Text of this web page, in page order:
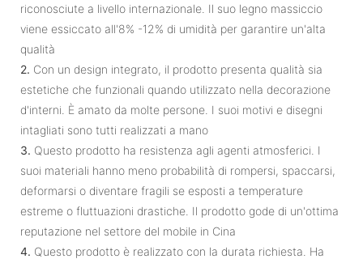
riconosciute a livello internazionale. Il suo legno massiccio
viene essiccato all'8% -12% di umidità per garantire un'alta
qualità
2. Con un design integrato, il prodotto presenta qualità sia
estetiche che funzionali quando utilizzato nella decorazione
d'interni. È amato da molte persone. I suoi motivi e disegni
intagliati sono tutti realizzati a mano
3. Questo prodotto ha resistenza agli agenti atmosferici. I
suoi materiali hanno meno probabilità di rompersi, spaccarsi,
deformarsi o diventare fragili se esposti a temperature
estreme o fluttuazioni drastiche. Il prodotto gode di un'ottima
reputazione nel settore del mobile in Cina
4. Questo prodotto è realizzato con la durata richiesta. Ha